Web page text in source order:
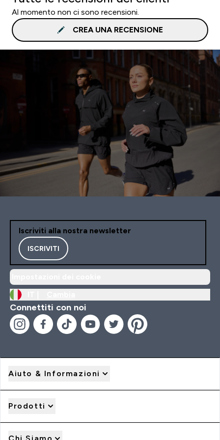
Al momento non ci sono recensioni.
CREA UNA RECENSIONE
Iscriviti alla nostra newsletter
ISCRIVITI
Connettiti con noi
Aiuto & Informazioni
Prodotti
Chi Siamo